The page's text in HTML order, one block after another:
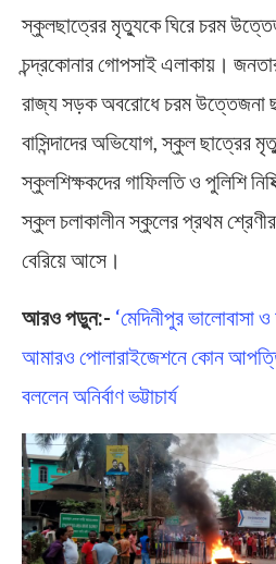
স্কুলছাত্রের মৃত্যুকে ঘিরে চরম
চন্দ্রকোনার গোপসাই এলাকায়।
রাজ্য সড়ক অবরোধে চরম উত্তেজনা
বাসিন্দাদের অভিযোগ, স্কুল ছাত্রের
স্কুলশিক্ষকদের গাফিলতি ও পুলিশি
স্কুল চলাকালীন স্কুলের প্রথম
বেরিয়ে আসে।
আরও পড়ুন:- ‘মেদিনীপুর ভালোবাসা
আমারও পোলারাইজেশনে কোন আপত্তি
বললেন অনির্বাণ ভট্টাচার্য